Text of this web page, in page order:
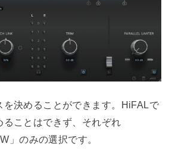
を決めることができます。HiFALで
ることはできず、それぞれ
」のみの選択です。